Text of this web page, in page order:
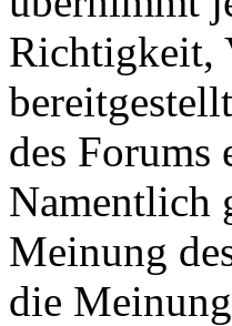
Richtigkeit,
des Forums
Namentlich
Meinung
die